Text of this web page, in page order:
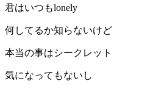
君はいつもlonely
何してるか知らないけど
本当の事はシークレット
気になってもないし